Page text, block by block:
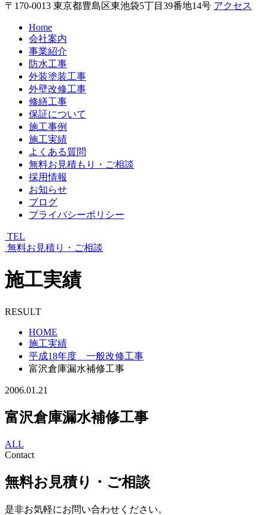
〒170-0013 東京都豊島区東池袋5丁目39番地14号 アクセス
Home
会社案内
事業紹介
防水工事
外装塗装工事
外壁改修工事
修繕工事
保証について
施工事例
施工実績
よくある質問
無料お見積もり・ご相談
採用情報
お知らせ
ブログ
プライバシーポリシー
TEL
無料お見積り・ご相談
施工実績
RESULT
HOME
施工実績
平成18年度 一般改修工事
富沢倉庫漏水補修工事
2006.01.21
富沢倉庫漏水補修工事
ALL
Contact
無料お見積り・ご相談
是非お気軽にお問い合わせください。